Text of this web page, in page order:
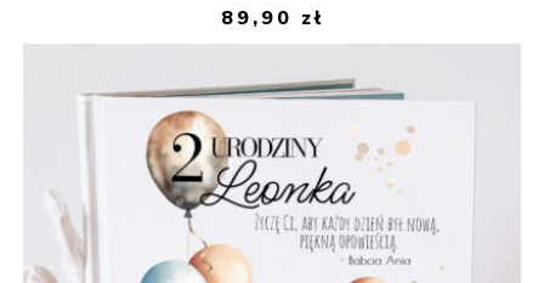
89,90 zł